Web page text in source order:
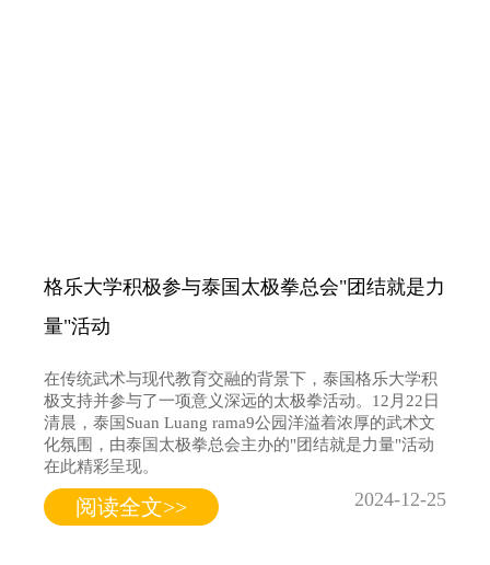
格乐大学积极参与泰国太极拳总会"团结就是力
量"活动
在传统武术与现代教育交融的背景下，泰国格乐大学积
极支持并参与了一项意义深远的太极拳活动。12月22日
清晨，泰国Suan Luang rama9公园洋溢着浓厚的武术文
化氛围，由泰国太极拳总会主办的"团结就是力量"活动
在此精彩呈现。
阅读全文>> 2024-12-25